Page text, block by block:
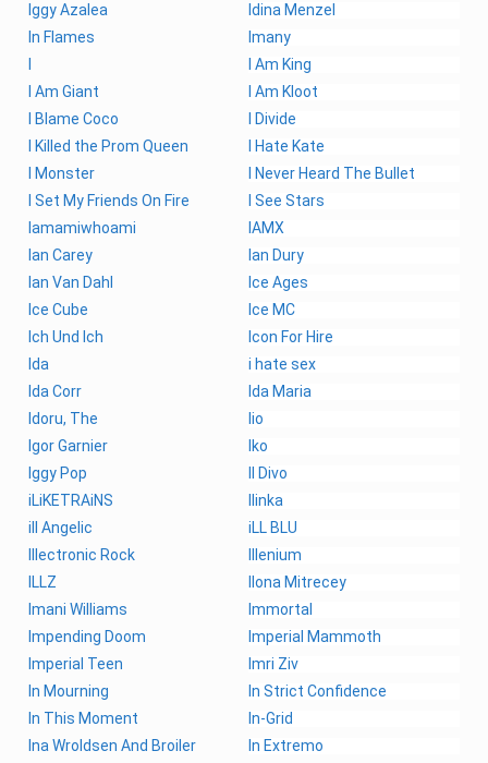
Iggy Azalea
Idina Menzel
In Flames
Imany
I Am King
I Am Giant
I Am Kloot
I Blame Coco
I Divide
I Killed the Prom Queen
I Hate Kate
I Monster
I Never Heard The Bullet
I Set My Friends On Fire
I See Stars
Iamamiwhoami
IAMX
Ian Carey
Ian Dury
Ian Van Dahl
Ice Ages
Ice Cube
Ice MC
Ich Und Ich
Icon For Hire
Ida
i hate sex
Ida Corr
Ida Maria
Idoru, The
Iio
Igor Garnier
Iko
Iggy Pop
Il Divo
iLiKETRAiNS
Ilinka
ill Angelic
iLL BLU
Illectronic Rock
Illenium
ILLZ
Ilona Mitrecey
Imani Williams
Immortal
Impending Doom
Imperial Mammoth
Imperial Teen
Imri Ziv
In Mourning
In Strict Confidence
In This Moment
In-Grid
Ina Wroldsen And Broiler
In Extremo